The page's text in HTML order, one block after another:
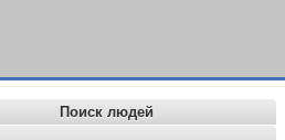
Поиск людей